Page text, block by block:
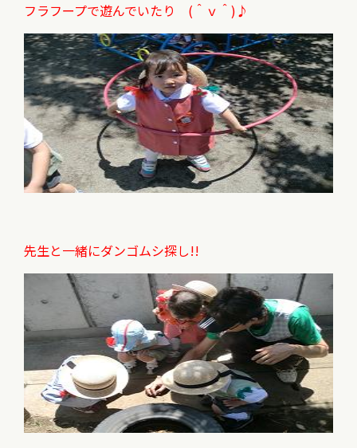
フラフープで遊んでいたり (＾ｖ＾)♪
先生と一緒にダンゴムシ探し!!